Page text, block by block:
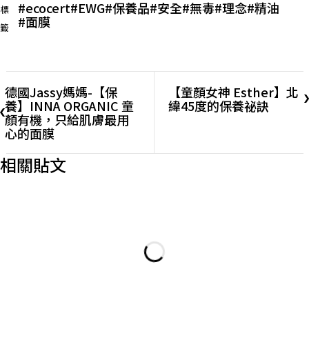
標
籤
ecocert EWG 保養品 安全 無毒 理念 精油
面膜
德國Jassy媽媽-【保
養】INNA ORGANIC 童
顏有機，只給肌膚最用
心的面膜
【童顏女神 Esther】北
緯45度的保養祕訣
相關貼文